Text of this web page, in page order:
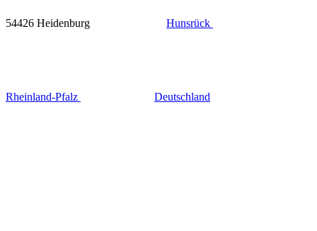
54426 Heidenburg Hunsrück
Rheinland-Pfalz Deutschland